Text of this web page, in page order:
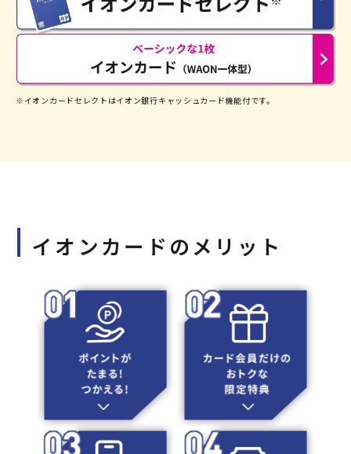
※イオンカードセレクトはイオン銀行キャッシュカード機能付です。
イオンカードのメリット